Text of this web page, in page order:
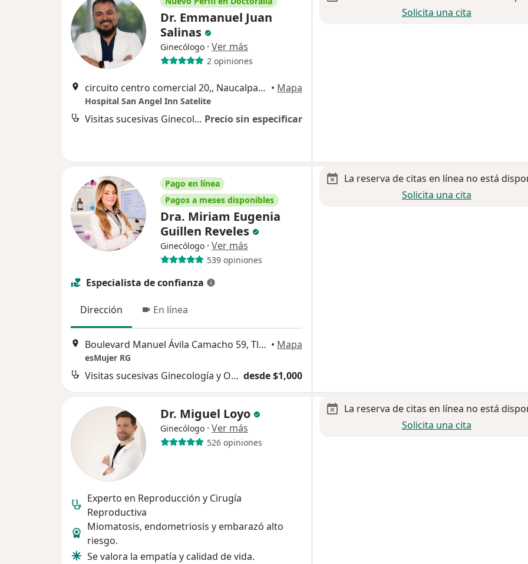
Dr. Emmanuel Juan
Salinas
Ginecólogo · Ver más
2 opiniones
circuito centro comercial 20,, Naucalpan de Juárez • Mapa
Hospital San Angel Inn Satelite
Visitas sucesivas Ginecología y Obstetricia Precio sin especificar
Solicita una cita
Pago en línea
Pagos a meses disponibles
Dra. Miriam Eugenia
Guillen Reveles
Ginecólogo · Ver más
539 opiniones
Especialista de confianza
Dirección En línea
Boulevard Manuel Ávila Camacho 59, Tlalnepantla de Baz • Mapa
esMujer RG
Visitas sucesivas Ginecología y Obstetricia desde $1,000
La reserva de citas en línea no está
Solicita una cita
Dr. Miguel Loyo
Ginecólogo · Ver más
526 opiniones
Experto en Reproducción y Cirugía
Reproductiva
Miomatosis, endometriosis y embarazó alto
riesgo.
Se valora la empatía y calidad de vida.
La reserva de citas en línea no está
Solicita una cita